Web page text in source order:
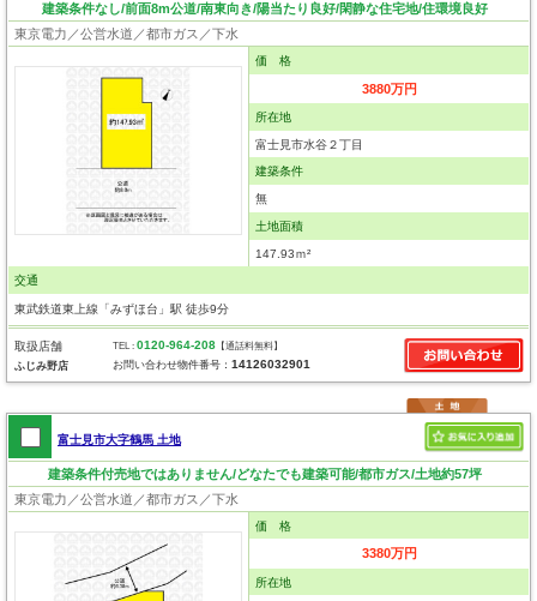
建築条件なし/前面8m公道/南東向き/陽当たり良好/閑静な住宅地/住環境良好
東京電力／公営水道／都市ガス／下水
価 格
3880万円
所在地
富士見市水谷２丁目
建築条件
無
土地面積
147.93ｍ²
交通
東武鉄道東上線「みずほ台」駅 徒歩9分
取扱店舗
ふじみ野店
TEL :0120-964-208 【通話料無料】
お問い合わせ物件番号：14126032901
富士見市大字鶴馬 土地
建築条件付売地ではありません/どなたでも建築可能/都市ガス/土地約57坪
東京電力／公営水道／都市ガス／下水
価 格
3380万円
所在地